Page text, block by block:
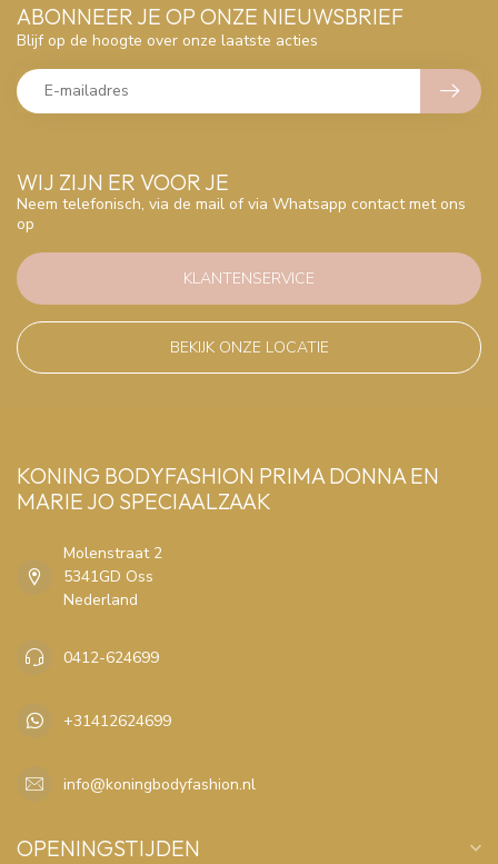
WIJ ZIJN ER VOOR JE
Neem telefonisch, via de mail of via Whatsapp contact met ons
op
KLANTENSERVICE
BEKIJK ONZE LOCATIE
ABONNEER JE OP ONZE NIEUWSBRIEF
Blijf op de hoogte over onze laatste acties
KONING BODYFASHION PRIMA DONNA EN
MARIE JO SPECIAALZAAK
Molenstraat 2
5341GD Oss
Nederland
0412-624699
+31412624699
info@koningbodyfashion.nl
OPENINGSTIJDEN